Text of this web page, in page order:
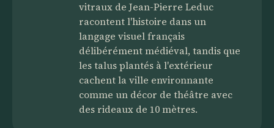
vitraux de Jean-Pierre Leduc
racontent l'histoire dans un
langage visuel français
délibérément médiéval, tandis que
les talus plantés à l'extérieur
cachent la ville environnante
comme un décor de théâtre avec
des rideaux de 10 mètres.